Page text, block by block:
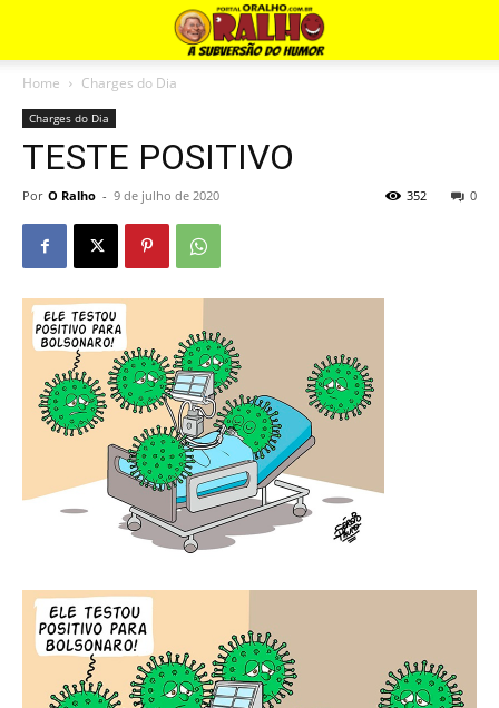
Home Charges do Dia
Charges do Dia
TESTE POSITIVO
Por O Ralho - 9 de julho de 2020 0
352